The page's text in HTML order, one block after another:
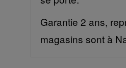
Garantie 2 ans,
magasins sont à